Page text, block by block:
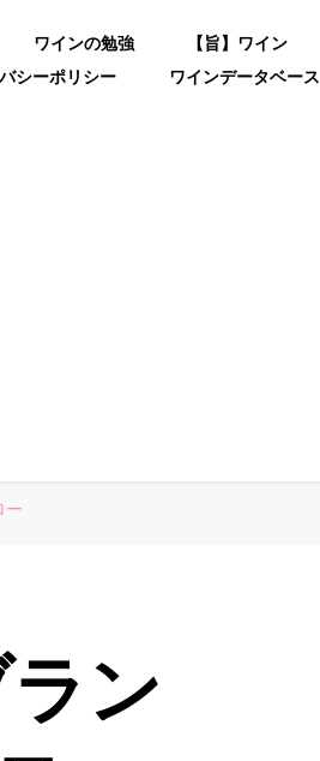
ワインの勉強 【旨】ワイン
シーポリシー ワインデータベース
ー
ラン